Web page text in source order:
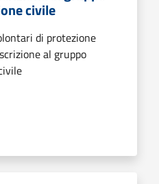
civile
di protezione
al gruppo